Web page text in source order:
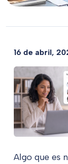
16 de abril,
Algo que es